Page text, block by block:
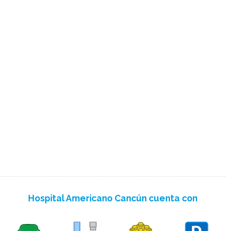
Hospital Americano Cancún cuenta con